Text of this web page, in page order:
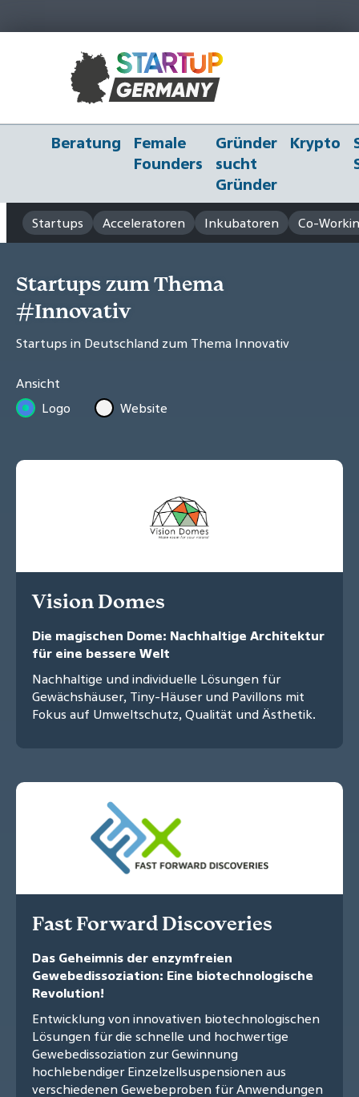
Beratung
Female
Founders
Gründer
sucht
Gründer
Krypto
Startups Acceleratoren Inkubatoren Co-
Startups zum Thema
#Innovativ
Startups in Deutschland zum Thema Innovativ
Ansicht
Logo
Website
Vision Domes
Die magischen Dome: Nachhaltige Architektur
für eine bessere Welt
Nachhaltige und individuelle Lösungen für
Gewächshäuser, Tiny-Häuser und Pavillons mit
Fokus auf Umweltschutz, Qualität und Ästhetik.
Fast Forward Discoveries
Das Geheimnis der enzymfreien
Gewebedissoziation: Eine biotechnologische
Revolution!
Entwicklung von innovativen biotechnologischen
Lösungen für die schnelle und hochwertige
Gewebedissoziation zur Gewinnung
hochlebendiger Einzelzellsuspensionen aus
verschiedenen Gewebeproben für Anwendungen